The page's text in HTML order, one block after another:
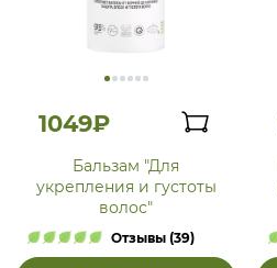
1049₽
Бальзам "Для
укрепления и густоты
волос"
Отзывы (39)